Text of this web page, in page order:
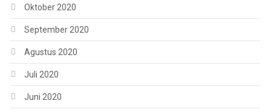
Oktober 2020
September 2020
Agustus 2020
Juli 2020
Juni 2020